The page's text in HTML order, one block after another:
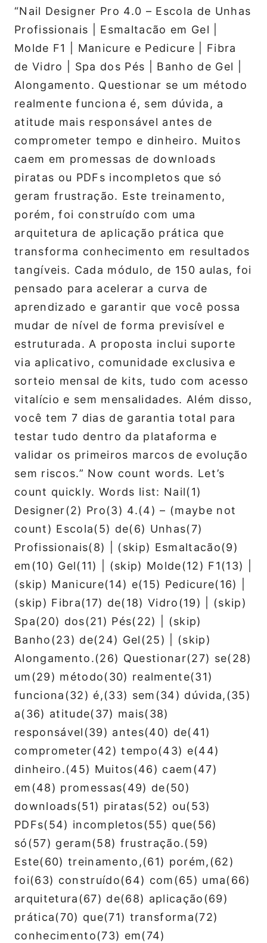
“Nail Designer Pro 4.0 – Escola de Unhas
Profissionais | Esmaltacão em Gel |
Molde F1 | Manicure e Pedicure | Fibra
de Vidro | Spa dos Pés | Banho de Gel |
Alongamento. Questionar se um método
realmente funciona é, sem dúvida, a
atitude mais responsável antes de
comprometer tempo e dinheiro. Muitos
caem em promessas de downloads
piratas ou PDFs incompletos que só
geram frustração. Este treinamento,
porém, foi construído com uma
arquitetura de aplicação prática que
transforma conhecimento em resultados
tangíveis. Cada módulo, de 150 aulas, foi
pensado para acelerar a curva de
aprendizado e garantir que você possa
mudar de nível de forma previsível e
estruturada. A proposta inclui suporte
via aplicativo, comunidade exclusiva e
sorteio mensal de kits, tudo com acesso
vitalício e sem mensalidades. Além disso,
você tem 7 dias de garantia total para
testar tudo dentro da plataforma e
validar os primeiros marcos de evolução
sem riscos.” Now count words. Let’s
count quickly. Words list: Nail(1)
Designer(2) Pro(3) 4.(4) – (maybe not
count) Escola(5) de(6) Unhas(7)
Profissionais(8) | (skip) Esmaltacão(9)
em(10) Gel(11) | (skip) Molde(12) F1(13) |
(skip) Manicure(14) e(15) Pedicure(16) |
(skip) Fibra(17) de(18) Vidro(19) | (skip)
Spa(20) dos(21) Pés(22) | (skip)
Banho(23) de(24) Gel(25) | (skip)
Alongamento.(26) Questionar(27) se(28)
um(29) método(30) realmente(31)
funciona(32) é,(33) sem(34) dúvida,(35)
a(36) atitude(37) mais(38)
responsável(39) antes(40) de(41)
comprometer(42) tempo(43) e(44)
dinheiro.(45) Muitos(46) caem(47)
em(48) promessas(49) de(50)
downloads(51) piratas(52) ou(53)
PDFs(54) incompletos(55) que(56)
só(57) geram(58) frustração.(59)
Este(60) treinamento,(61) porém,(62)
foi(63) construído(64) com(65) uma(66)
arquitetura(67) de(68) aplicação(69)
prática(70) que(71) transforma(72)
conhecimento(73) em(74)